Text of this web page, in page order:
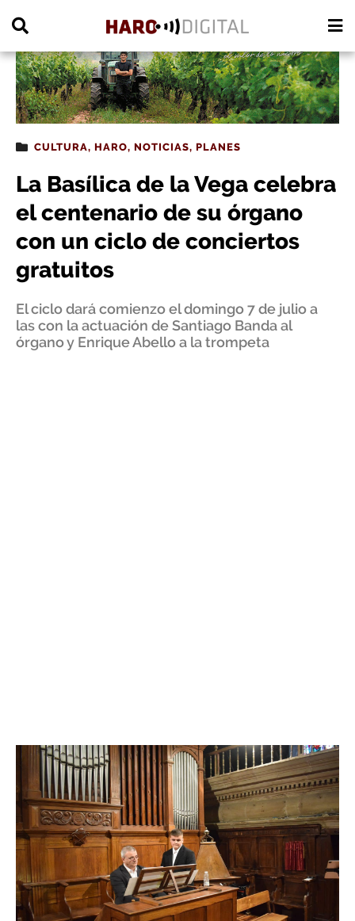
CULTURA, HARO, NOTICIAS, PLANES
La Basílica de la Vega celebra
el centenario de su órgano
con un ciclo de conciertos
gratuitos
El ciclo dará comienzo el domingo 7 de julio a
las con la actuación de Santiago Banda al
órgano y Enrique Abello a la trompeta